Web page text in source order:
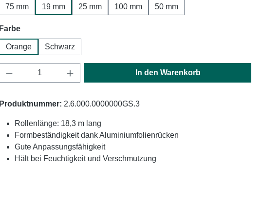
75 mm 19 mm 25 mm 100 mm 50 mm
Farbeauswählen
Orange Schwarz
Produkt Anzahl: Gib den gewünschten Wert ein
In den Warenkorb
Produktnummer: 2.6.000.0000000GS.3
Rollenlänge: 18,3 m lang
Formbeständigkeit dank Aluminiumfolienrücken
Gute Anpassungsfähigkeit
Hält bei Feuchtigkeit und Verschmutzung